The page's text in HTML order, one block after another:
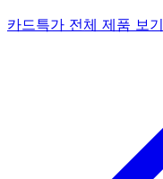
카드특가 전체 제품 보기